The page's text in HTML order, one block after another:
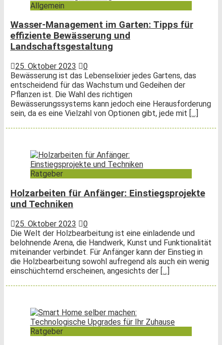
Allgemein
Wasser-Management im Garten: Tipps für
effiziente Bewässerung und
Landschaftsgestaltung
25. Oktober 2023
0
Bewässerung ist das Lebenselixier jedes Gartens, das
entscheidend für das Wachstum und Gedeihen der
Pflanzen ist. Die Wahl des richtigen
Bewässerungssystems kann jedoch eine Herausforderung
sein, da es eine Vielzahl von Optionen gibt, jede mit […]
Ratgeber
Holzarbeiten für Anfänger: Einstiegsprojekte
und Techniken
25. Oktober 2023
0
Die Welt der Holzbearbeitung ist eine einladende und
belohnende Arena, die Handwerk, Kunst und Funktionalität
miteinander verbindet. Für Anfänger kann der Einstieg in
die Holzbearbeitung sowohl aufregend als auch ein wenig
einschüchternd erscheinen, angesichts der […]
Ratgeber